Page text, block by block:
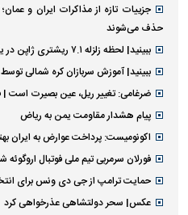
جزییات تازه از مذاکرات ایران و
حذف می‌شوند
ببینید| لحظه زلزله ۷.۱ ریشتری ژاپن در یک اتاق عمل جراحی
ببینید| آموزش سربازان کره شمالی
ضرغامی: تغییر ریل، عین بصیرت است
پیام هشدار مقاومت یمن به ریاض
اکونومیست: پرداخت عوارض به ایران
فورلان سرمربی تیم ملی فوتبال اروگوئه
حمایت ترامپ از جی دی ونس برای
عکس| سحر دولتشاهی عذرخواهی کرد